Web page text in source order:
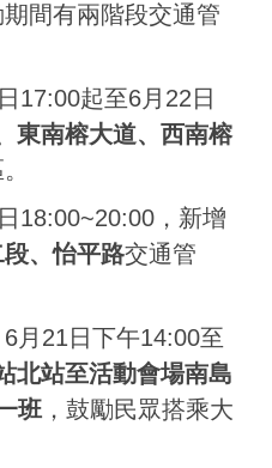
間有兩階段交通管
17:00起至6月22日
東南榕大道、西南榕
18:00~20:00，新增
、怡平路交通管
月21日下午14:00至
北站至活動會場南島
班，鼓勵民眾搭乘大